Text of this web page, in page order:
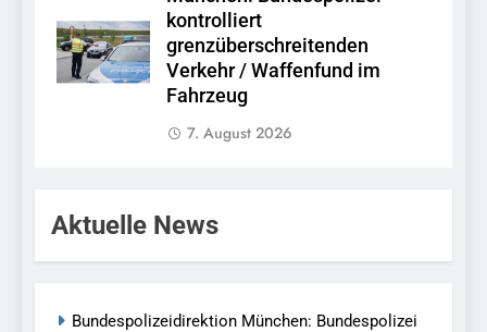
kontrolliert
grenzüberschreitenden
Verkehr / Waffenfund im
Fahrzeug
7. August 2026
Aktuelle News
Bundespolizeidirektion München: Bundespolizei